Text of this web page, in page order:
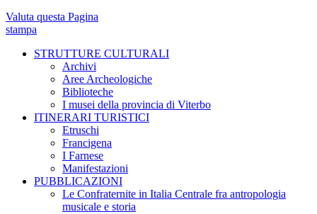
Valuta questa Pagina
stampa
STRUTTURE CULTURALI
Archivi
Aree Archeologiche
Biblioteche
I musei della provincia di Viterbo
ITINERARI TURISTICI
Etruschi
Francigena
I Farnese
Manifestazioni
PUBBLICAZIONI
Le Confraternite in Italia Centrale fra antropologia
musicale e storia